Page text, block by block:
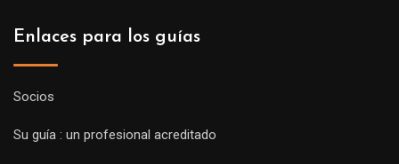
Enlaces para los guías
Socios
Su guía : un profesional acreditado